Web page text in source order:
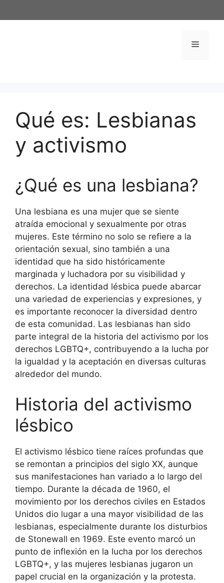
al
Menú
Qué es: Lesbianas
y activismo
¿Qué es una lesbiana?
Una lesbiana es una mujer que se siente
atraída emocional y sexualmente por otras
mujeres. Este término no solo se refiere a la
orientación sexual, sino también a una
identidad que ha sido históricamente
marginada y luchadora por su visibilidad y
derechos. La identidad lésbica puede abarcar
una variedad de experiencias y expresiones, y
es importante reconocer la diversidad dentro
de esta comunidad. Las lesbianas han sido
parte integral de la historia del activismo por los
derechos LGBTQ+, contribuyendo a la lucha por
la igualdad y la aceptación en diversas culturas
alrededor del mundo.
Historia del activismo
lésbico
El activismo lésbico tiene raíces profundas que
se remontan a principios del siglo XX, aunque
sus manifestaciones han variado a lo largo del
tiempo. Durante la década de 1960, el
movimiento por los derechos civiles en Estados
Unidos dio lugar a una mayor visibilidad de las
lesbianas, especialmente durante los disturbios
de Stonewall en 1969. Este evento marcó un
punto de inflexión en la lucha por los derechos
LGBTQ+, y las mujeres lesbianas jugaron un
papel crucial en la organización y la protesta.